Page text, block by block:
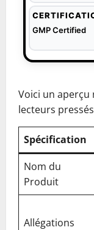
GMP Certified
Voici un aperçu
lecteurs
Spécification
Nom du
Produit
Allégations